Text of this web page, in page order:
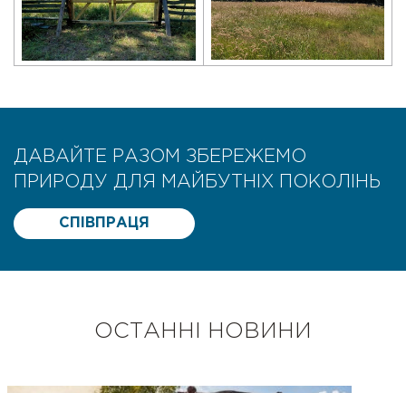
ДАВАЙТЕ РАЗОМ ЗБЕРЕЖЕМО
ПРИРОДУ ДЛЯ МАЙБУТНІХ ПОКОЛІНЬ
СПІВПРАЦЯ
ОСТАННІ НОВИНИ